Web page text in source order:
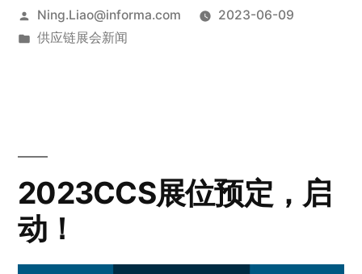
Ning.Liao@informa.com
2023-06-09
供应链展会新闻
2023CCS展位预定，启
动！